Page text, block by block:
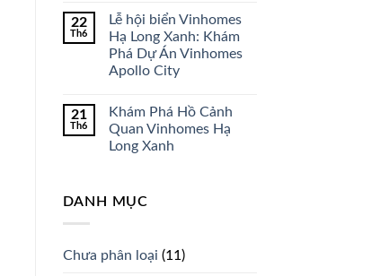
22
Th6
Lễ hội biển Vinhomes
Hạ Long Xanh: Khám
Phá Dự Án Vinhomes
Apollo City
21
Th6
Khám Phá Hồ Cảnh
Quan Vinhomes Hạ
Long Xanh
DANH MỤC
Chưa phân loại (11)